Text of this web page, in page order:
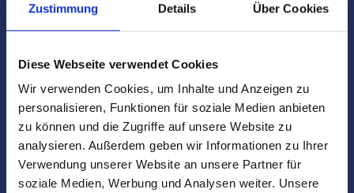
Zustimmung Details Über Cookies
Diese Webseite verwendet Cookies
Wir verwenden Cookies, um Inhalte und Anzeigen zu
personalisieren, Funktionen für soziale Medien anbieten
zu können und die Zugriffe auf unsere Website zu
analysieren. Außerdem geben wir Informationen zu Ihrer
Verwendung unserer Website an unsere Partner für
soziale Medien, Werbung und Analysen weiter. Unsere
Vorbereitung und Koordinierung des
Besichtigungen
Begleitung und Unterstützung bei der Objekt-
Übergabe